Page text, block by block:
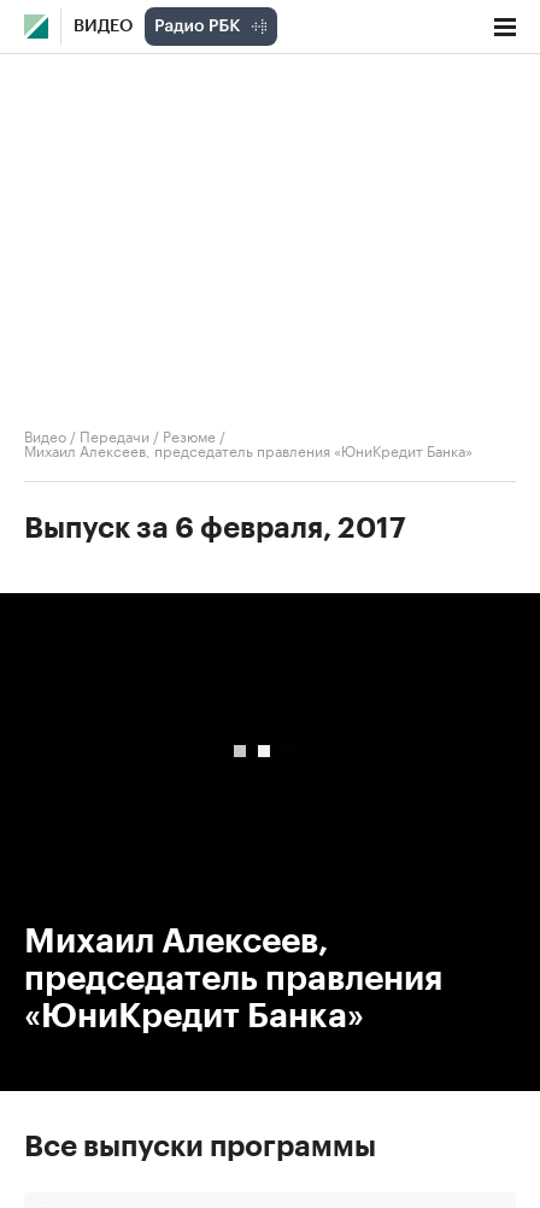
ВИДЕО
Видео / Передачи / Резюме /
Михаил Алексеев, председатель правления «ЮниКредит Банка»
Выпуск за 6 февраля, 2017
Михаил Алексеев,
председатель правления
«ЮниКредит Банка»
Все выпуски программы